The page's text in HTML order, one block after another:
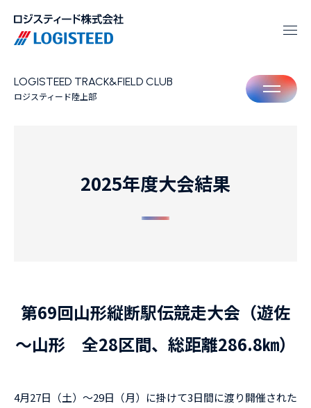
LOGISTEED TRACK&FIELD CLUB
ロジスティード陸上部
2025年度大会結果
第69回山形縦断駅伝競走大会（遊佐
～山形 全28区間、総距離286.8㎞）
4月27日（土）～29日（月）に掛けて3日間に渡り開催された